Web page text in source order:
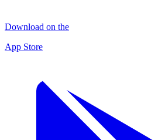
Download on the
App Store